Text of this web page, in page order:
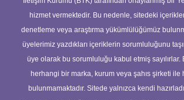
hizmet vermektedir. Bu nedenle, sitedeki
denetleme veya araştırma yükümlülüğümüz
üyelerimiz yazdıkları içeriklerin sorumluluğunu
üye olarak bu sorumluluğu kabul etmiş sayılırlar.
herhangi bir marka, kurum veya şahıs şirketi ile
bulunmamaktadır. Sitede yalnızca kendi